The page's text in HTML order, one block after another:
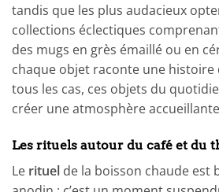
tandis que les plus audacieux
collections éclectiques
des mugs en grès émaillé ou en
chaque objet raconte une histoire
tous les cas, ces objets du
créer une atmosphère
Les rituels autour du café et du
Le rituel de la boisson chaude est